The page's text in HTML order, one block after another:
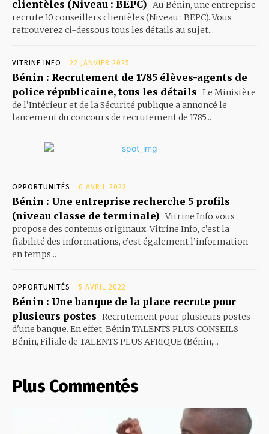
clientèles (Niveau : BEPC) Au Bénin, une entreprise
recrute 10 conseillers clientèles (Niveau : BEPC). Vous
retrouverez ci-dessous tous les détails au sujet...
VITRINE INFO 22 JANVIER 2025
Bénin : Recrutement de 1785 élèves-agents de
police républicaine, tous les détails Le Ministère
de l’Intérieur et de la Sécurité publique a annoncé le
lancement du concours de recrutement de 1785...
OPPORTUNITÉS 6 AVRIL 2022
Bénin : Une entreprise recherche 5 profils
(niveau classe de terminale) Vitrine Info vous
propose des contenus originaux. Vitrine Info, c’est la
fiabilité des informations, c’est également l’information
en temps...
OPPORTUNITÉS 5 AVRIL 2022
Bénin : Une banque de la place recrute pour
plusieurs postes Recrutement pour plusieurs postes
d'une banque. En effet, Bénin TALENTS PLUS CONSEILS
Bénin, Filiale de TALENTS PLUS AFRIQUE (Bénin,...
Plus Commentés